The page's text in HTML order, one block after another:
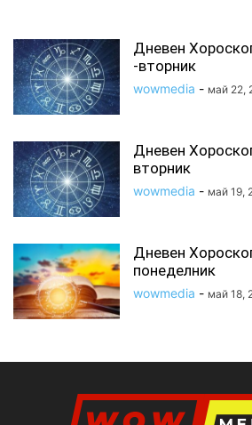
Дневен
-вторник
wowmedia - май 22,
Дневен
вторник
wowmedia - май 19,
Дневен
понеделник
wowmedia - май 18,